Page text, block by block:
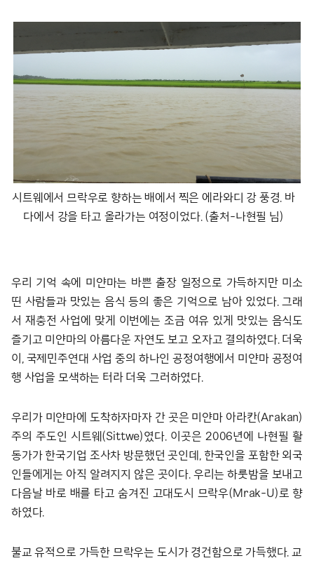
시트웨에서 므락우로 향하는 배에서 찍은 에라와디 강 풍경. 바
다에서 강을 타고 올라가는 여정이었다. (출처-나현필 님)
우리 기억 속에 미얀마는 바쁜 출장 일정으로 가득하지만 미소
띤 사람들과 맛있는 음식 등의 좋은 기억으로 남아 있었다. 그래
서 재충전 사업에 맞게 이번에는 조금 여유 있게 맛있는 음식도
즐기고 미얀마의 아름다운 자연도 보고 오자고 결의하였다. 더욱
이, 국제민주연대 사업 중의 하나인 공정여행에서 미얀마 공정여
행 사업을 모색하는 터라 더욱 그러하였다.
우리가 미얀마에 도착하자마자 간 곳은 미얀마 아라칸(Arakan)
주의 주도인 시트웨(Sittwe)였다. 이곳은 2006년에 나현필 활
동가가 한국기업 조사차 방문했던 곳인데, 한국인을 포함한 외국
인들에게는 아직 알려지지 않은 곳이다. 우리는 하룻밤을 보내고
다음날 바로 배를 타고 숨겨진 고대도시 므락우(Mrak-U)로 향
하였다.
불교 유적으로 가득한 므락우는 도시가 경건함으로 가득했다. 교